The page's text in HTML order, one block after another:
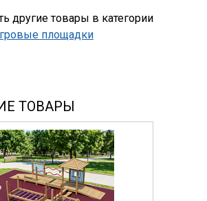
другие товары в категории
площадки
ТОВАРЫ